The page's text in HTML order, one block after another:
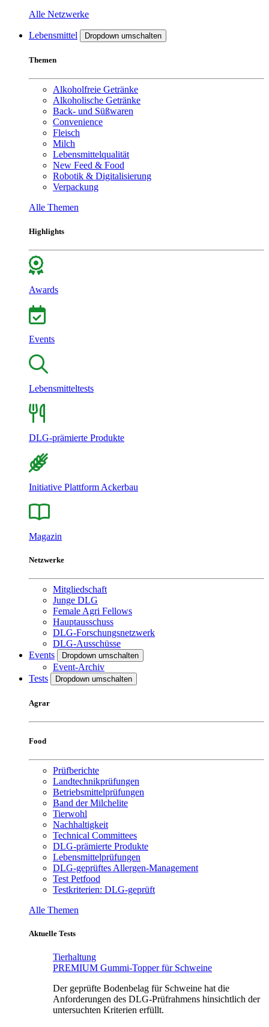
Alle Netzwerke
Lebensmittel Dropdown umschalten
Themen
Alkoholfreie Getränke
Alkoholische Getränke
Back- und Süßwaren
Convenience
Fleisch
Milch
Lebensmittelqualität
New Feed & Food
Robotik & Digitalisierung
Verpackung
Alle Themen
Highlights
Awards
Events
Lebensmitteltests
DLG-prämierte Produkte
Initiative Plattform Ackerbau
Magazin
Netzwerke
Mitgliedschaft
Junge DLG
Female Agri Fellows
Hauptausschuss
DLG-Forschungsnetzwerk
DLG-Ausschüsse
Events
Dropdown umschalten
Event-Archiv
Tests
Dropdown umschalten
Agrar
Food
Prüfberichte
Landtechnikprüfungen
Betriebsmittelprüfungen
Band der Milchelite
Tierwohl
Nachhaltigkeit
Technical Committees
DLG-prämierte Produkte
Lebensmittelprüfungen
DLG-geprüftes Allergen-Management
Test Petfood
Testkriterien: DLG-geprüft
Alle Themen
Aktuelle Tests
Tierhaltung
PREMIUM Gummi-Topper für Schweine
Der geprüfte Bodenbelag für Schweine hat die
Anforderungen des DLG-Prüfrahmens hinsichtlich der
untersuchten Kriterien erfüllt.